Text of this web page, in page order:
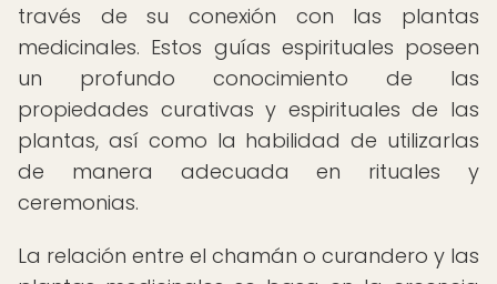
través de su conexión con las plantas
medicinales. Estos guías espirituales poseen
un profundo conocimiento de las
propiedades curativas y espirituales de las
plantas, así como la habilidad de utilizarlas
de manera adecuada en rituales y
ceremonias.
La relación entre el chamán o curandero y las